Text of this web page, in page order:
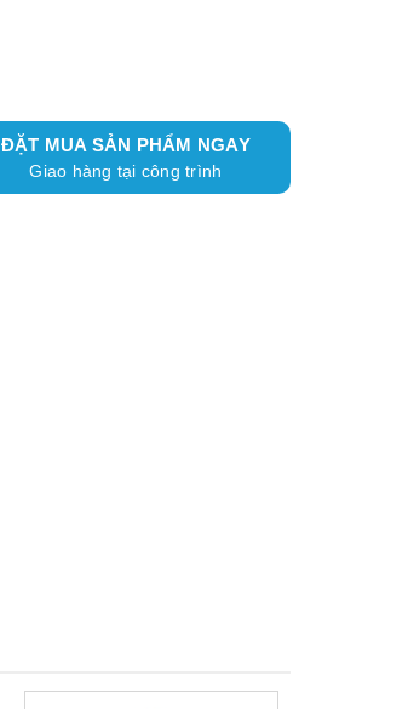
ĐẶT MUA SẢN PHẨM NGAY
Giao hàng tại công trình